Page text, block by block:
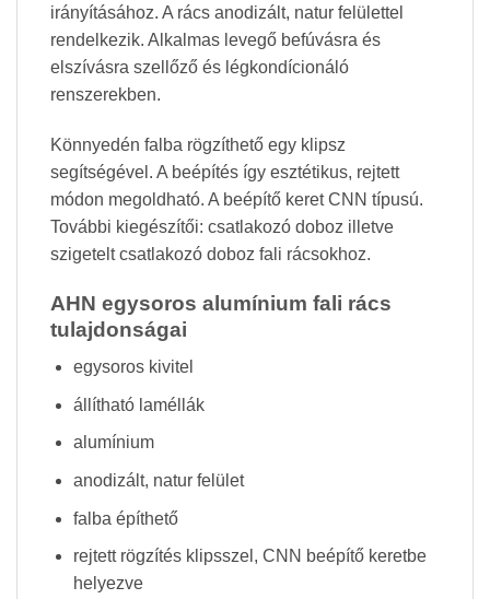
irányításához. A rács anodizált, natur felülettel
rendelkezik. Alkalmas levegő befúvásra és
elszívásra szellőző és légkondícionáló
renszerekben.
Könnyedén falba rögzíthető egy klipsz
segítségével. A beépítés így esztétikus, rejtett
módon megoldható. A beépítő keret CNN típusú.
További kiegészítői: csatlakozó doboz illetve
szigetelt csatlakozó doboz fali rácsokhoz.
AHN egysoros alumínium fali rács
tulajdonságai
egysoros kivitel
állítható laméllák
alumínium
anodizált, natur felület
falba építhető
rejtett rögzítés klipsszel, CNN beépítő keretbe
helyezve